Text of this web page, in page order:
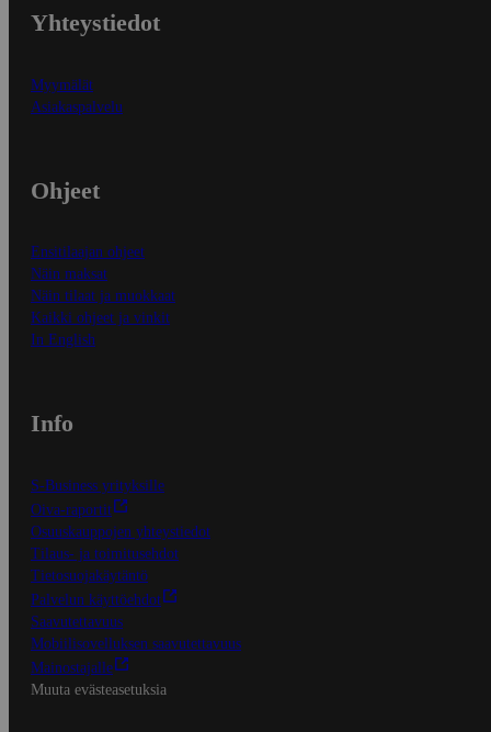
Yhteystiedot
Myymälät
Asiakaspalvelu
Ohjeet
Ensitilaajan ohjeet
Näin maksat
Näin tilaat ja muokkaat
Kaikki ohjeet ja vinkit
In English
Info
S-Business yrityksille
Oiva-raportit
Osuuskauppojen yhteystiedot
Tilaus- ja toimitusehdot
Tietosuojakäytäntö
Palvelun käyttöehdot
Saavutettavuus
Mobiilisovelluksen saavutettavuus
Mainostajalle
Muuta evästeasetuksia